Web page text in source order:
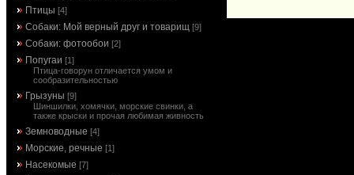
Птицы [4]
Собаки: Мой верный друг и товарищ [9]
Собаки: фотообои [2]
Попугаи [1]
Птица-говорун отличается умом и
сообразительностью
Грызуны [9]
Шиншилки, хомячки, морские свинки, а
также крыски и прочая любимая живность
Земноводные [4]
Морские, речные [1]
Насекомые [7]